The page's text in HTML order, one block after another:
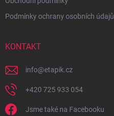
Podmínky ochrany osobních údajů
KONTAKT
info@etapik.cz
+420 725 933 054
Jsme také na Facebooku